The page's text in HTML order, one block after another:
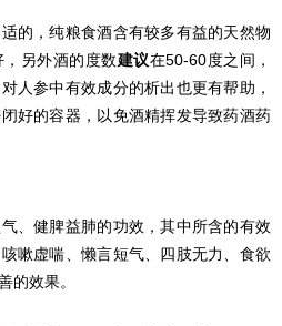
的，纯粮食酒含有较多有益的天然物
另外酒的度数建议在50-60度之间，
人参中有效成分的析出也更有帮助，
好的容器，以免酒精挥发导致药酒药
、健脾益肺的功效，其中所含的有效
嗽虚喘、懒言短气、四肢无力、食欲
的效果。